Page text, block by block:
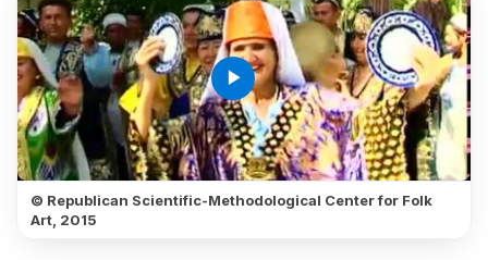
play_arrow
© Republican Scientific-Methodological Center for Folk
Art, 2015